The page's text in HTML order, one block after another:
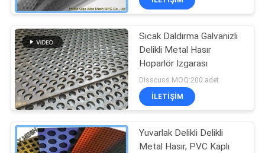
Sıcak Daldırma Galvanizli
Delikli Metal Hasır
Hoparlör Izgarası
Disscuss MOQ:200 adet
İLETIŞIM
Yuvarlak Delikli Delikli
Metal Hasır, PVC Kaplı